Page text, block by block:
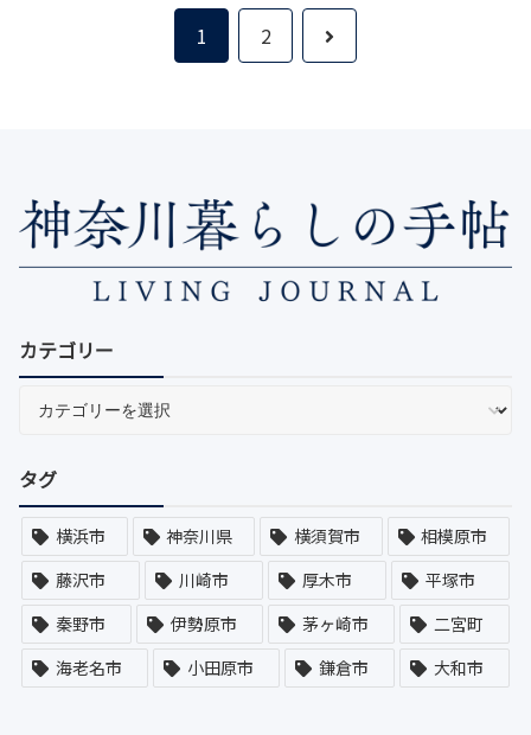
1 2
次
カテゴリー
タグ
横浜市 神奈川県 横須賀市
相模原市
藤沢市
川崎市 厚木市
平塚市
秦野市
伊勢原市 茅ヶ崎市
二宮町
海老名市
小田原市 鎌倉市 大和市